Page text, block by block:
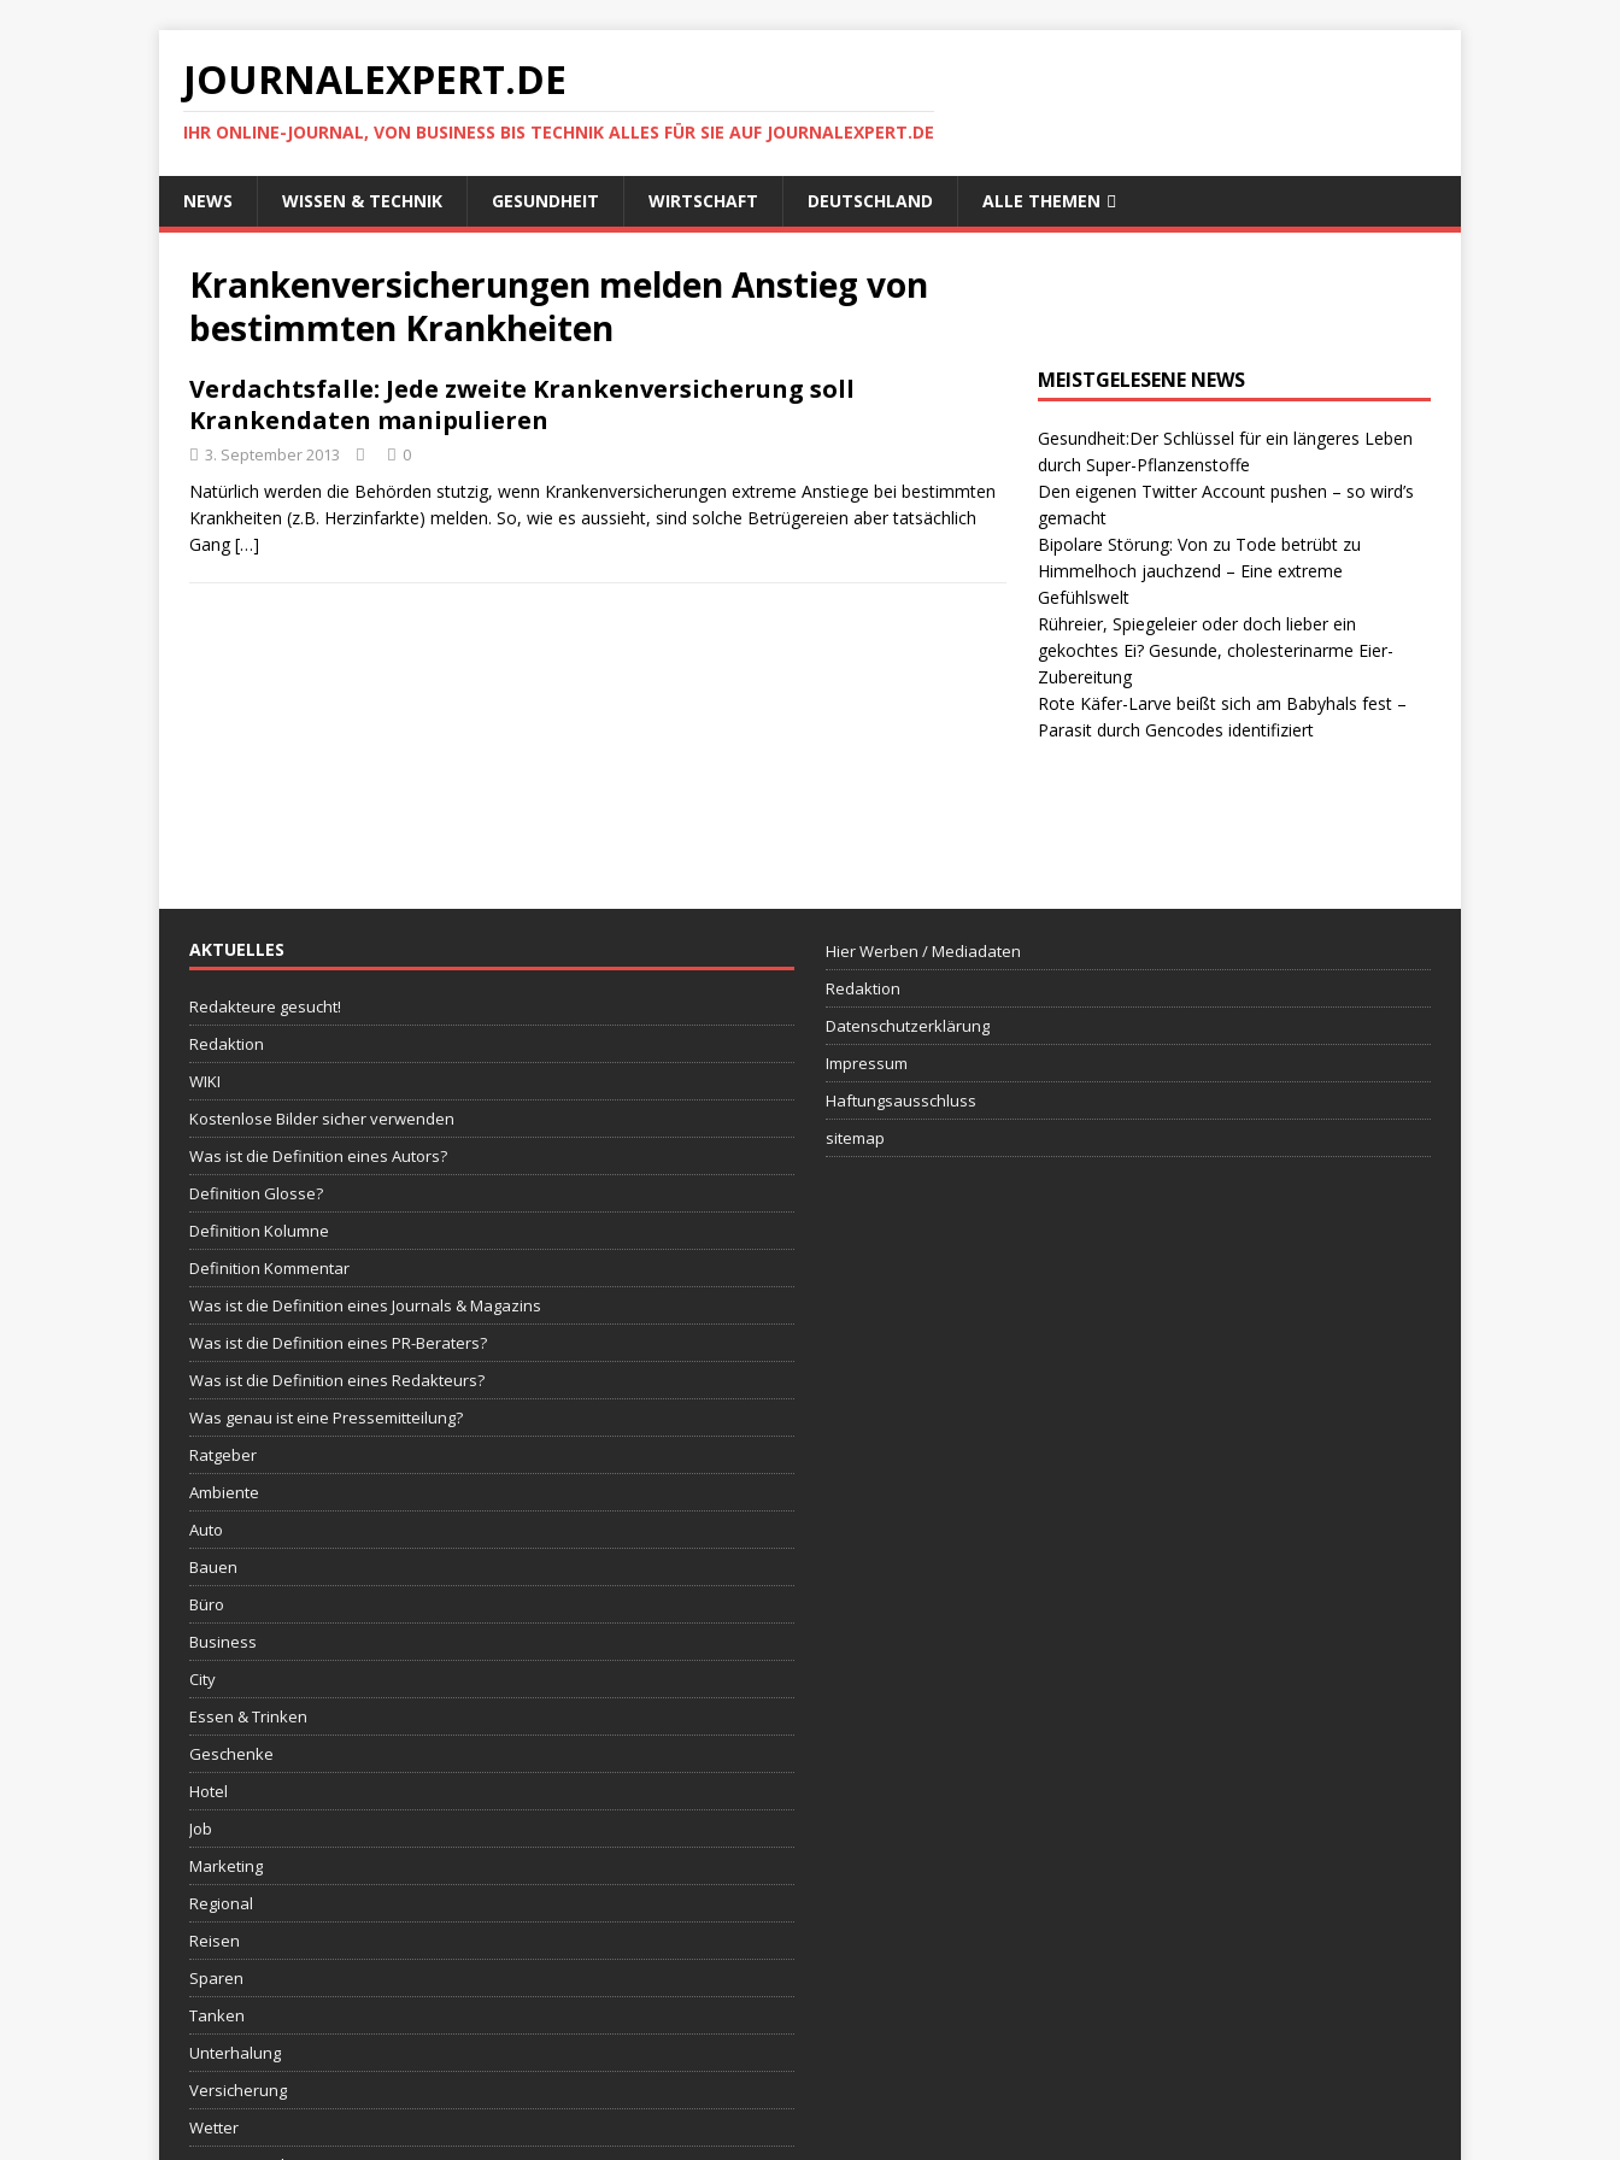
JOURNALEXPERT.DE
IHR ONLINE-JOURNAL, VON BUSINESS BIS TECHNIK ALLES FÜR SIE AUF JOURNALEXPERT.DE
NEWS WISSEN & TECHNIK GESUNDHEIT WIRTSCHAFT DEUTSCHLAND ALLE THEMEN
Krankenversicherungen melden Anstieg von
bestimmten Krankheiten
Verdachtsfalle: Jede zweite Krankenversicherung soll
Krankendaten manipulieren
3. September 2013 0
Natürlich werden die Behörden stutzig, wenn Krankenversicherungen extreme Anstiege bei bestimmten
Krankheiten (z.B. Herzinfarkte) melden. So, wie es aussieht, sind solche Betrügereien aber tatsächlich
Gang[…]
MEISTGELESENE NEWS
Gesundheit:Der Schlüssel für ein längeres Leben
durch Super-Pflanzenstoffe
Den eigenen Twitter Account pushen – so wird’s
gemacht
Bipolare Störung: Von zu Tode betrübt zu
Himmelhoch jauchzend – Eine extreme
Gefühlswelt
Rühreier, Spiegeleier oder doch lieber ein
gekochtes Ei? Gesunde, cholesterinarme Eier-
Zubereitung
Rote Käfer-Larve beißt sich am Babyhals fest –
Parasit durch Gencodes identifiziert
AKTUELLES
Redakteure gesucht!
Redaktion
WIKI
Kostenlose Bilder sicher verwenden
Was ist die Definition eines Autors?
Definition Glosse?
Definition Kolumne
Definition Kommentar
Was ist die Definition eines Journals & Magazins
Was ist die Definition eines PR-Beraters?
Was ist die Definition eines Redakteurs?
Was genau ist eine Pressemitteilung?
Ratgeber
Ambiente
Auto
Bauen
Büro
Business
City
Essen & Trinken
Geschenke
Hotel
Job
Marketing
Regional
Reisen
Sparen
Tanken
Unterhalung
Versicherung
Wetter
Hier Werben / Mediadaten
Redaktion
Datenschutzerklärung
Impressum
Haftungsausschluss
sitemap